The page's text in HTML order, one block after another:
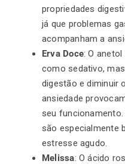
propriedades
já que problemas
acompanham a
Erva Doce: O
como sedativo,
digestão e diminuir
ansiedade
seu
são especialmente
estresse agudo.
Melissa: O ácido